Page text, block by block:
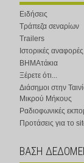
Ειδήσεις
Τράπεζα σεναρίων
Trailers
Ιστορικές αναφορές
ΒΗΜΑτάκια
Ξέρετε ότι...
Διάσημοι στην
Μικρού Μήκους
Ραδιοφωνικές
Προτάσεις για το
ΒΑΣΗ